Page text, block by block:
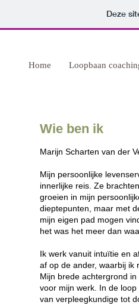
Deze
Home Loopbaan
Wie ben ik
Marijn Scharten van der
Mijn persoonlijke
innerlijke reis. Ze
groeien in mijn
dieptepunten, maar met
mijn eigen pad mogen
het was het meer dan
Ik werk vanuit intuïtie en
af op de ander, waarbij ik
Mijn brede achtergrond
voor mijn werk. In de
van verpleegkundige tot